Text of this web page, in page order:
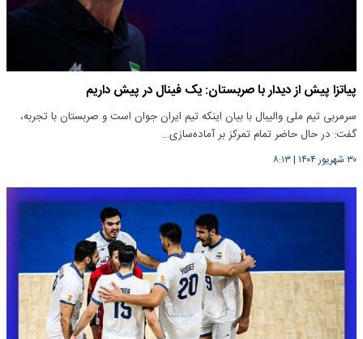
پیاتزا پیش از دیدار با صربستان: یک فینال در پیش داریم
سرمربی تیم ملی والیبال با بیان اینکه تیم ایران جوان است و صربستان با تجربه،
گفت: در حال حاضر تمام تمرکز بر آماده‌سازی…
۳۰ شهریور ۱۴۰۴ |۸:۱۳